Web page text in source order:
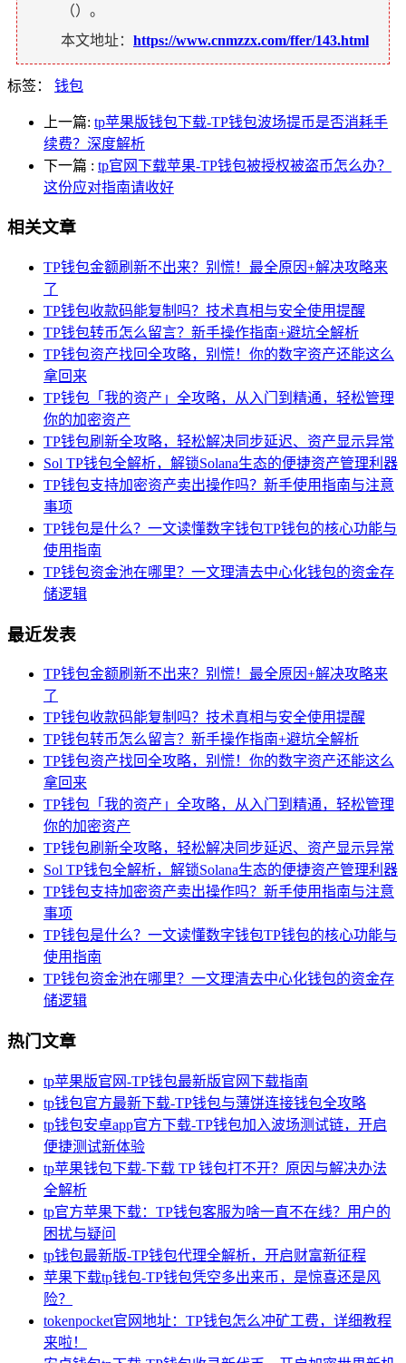
（）。
本文地址： https://www.cnmzzx.com/ffer/143.html
标签： 钱包
上一篇: tp苹果版钱包下载-TP钱包波场提币是否消耗手
续费？深度解析
下一篇 : tp官网下载苹果-TP钱包被授权被盗币怎么办？
这份应对指南请收好
相关文章
TP钱包金额刷新不出来？别慌！最全原因+解决攻略来
了
TP钱包收款码能复制吗？技术真相与安全使用提醒
TP钱包转币怎么留言？新手操作指南+避坑全解析
TP钱包资产找回全攻略，别慌！你的数字资产还能这么
拿回来
TP钱包「我的资产」全攻略，从入门到精通，轻松管理
你的加密资产
TP钱包刷新全攻略，轻松解决同步延迟、资产显示异常
Sol TP钱包全解析，解锁Solana生态的便捷资产管理利器
TP钱包支持加密资产卖出操作吗？新手使用指南与注意
事项
TP钱包是什么？一文读懂数字钱包TP钱包的核心功能与
使用指南
TP钱包资金池在哪里？一文理清去中心化钱包的资金存
储逻辑
最近发表
TP钱包金额刷新不出来？别慌！最全原因+解决攻略来
了
TP钱包收款码能复制吗？技术真相与安全使用提醒
TP钱包转币怎么留言？新手操作指南+避坑全解析
TP钱包资产找回全攻略，别慌！你的数字资产还能这么
拿回来
TP钱包「我的资产」全攻略，从入门到精通，轻松管理
你的加密资产
TP钱包刷新全攻略，轻松解决同步延迟、资产显示异常
Sol TP钱包全解析，解锁Solana生态的便捷资产管理利器
TP钱包支持加密资产卖出操作吗？新手使用指南与注意
事项
TP钱包是什么？一文读懂数字钱包TP钱包的核心功能与
使用指南
TP钱包资金池在哪里？一文理清去中心化钱包的资金存
储逻辑
热门文章
tp苹果版官网-TP钱包最新版官网下载指南
tp钱包官方最新下载-TP钱包与薄饼连接钱包全攻略
tp钱包安卓app官方下载-TP钱包加入波场测试链，开启
便捷测试新体验
tp苹果钱包下载-下载 TP 钱包打不开？原因与解决办法
全解析
tp官方苹果下载：TP钱包客服为啥一直不在线？用户的
困扰与疑问
tp钱包最新版-TP钱包代理全解析，开启财富新征程
苹果下载tp钱包-TP钱包凭空多出来币，是惊喜还是风
险？
tokenpocket官网地址：TP钱包怎么冲矿工费，详细教程
来啦！